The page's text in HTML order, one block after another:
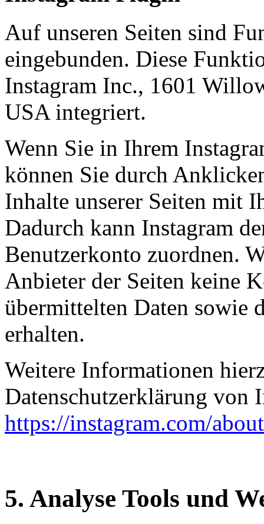
Auf unseren Seiten sind
eingebunden. Diese
Instagram Inc., 1601
USA integriert.
Wenn Sie in Ihrem
können Sie durch
Inhalte unserer Seiten mit
Dadurch kann Instagram
Benutzerkonto zuordnen.
Anbieter der Seiten keine
übermittelten Daten sowie
erhalten.
Weitere Informationen
Datenschutzerklärung von
https://instagram.com/
5. Analyse Tools und